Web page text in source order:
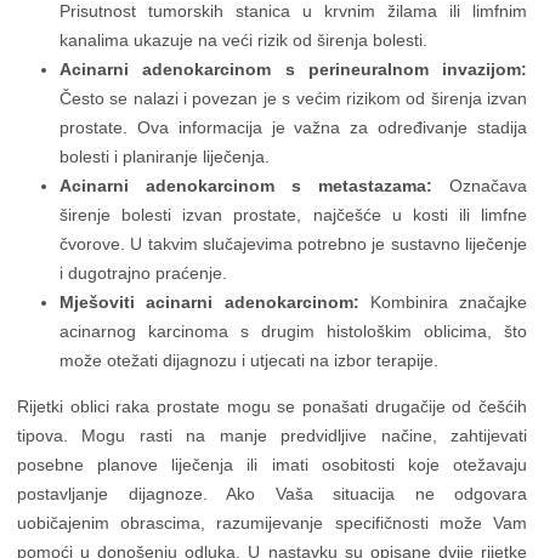
Prisutnost tumorskih stanica u krvnim žilama ili limfnim
kanalima ukazuje na veći rizik od širenja bolesti.
Acinarni adenokarcinom s perineuralnom invazijom:
Često se nalazi i povezan je s većim rizikom od širenja izvan
prostate. Ova informacija je važna za određivanje stadija
bolesti i planiranje liječenja.
Acinarni adenokarcinom s metastazama: Označava
širenje bolesti izvan prostate, najčešće u kosti ili limfne
čvorove. U takvim slučajevima potrebno je sustavno liječenje
i dugotrajno praćenje.
Mješoviti acinarni adenokarcinom: Kombinira značajke
acinarnog karcinoma s drugim histološkim oblicima, što
može otežati dijagnozu i utjecati na izbor terapije.
Rijetki oblici raka prostate mogu se ponašati drugačije od češćih
tipova. Mogu rasti na manje predvidljive načine, zahtijevati
posebne planove liječenja ili imati osobitosti koje otežavaju
postavljanje dijagnoze. Ako Vaša situacija ne odgovara
uobičajenim obrascima, razumijevanje specifičnosti može Vam
pomoći u donošenju odluka. U nastavku su opisane dvije rijetke